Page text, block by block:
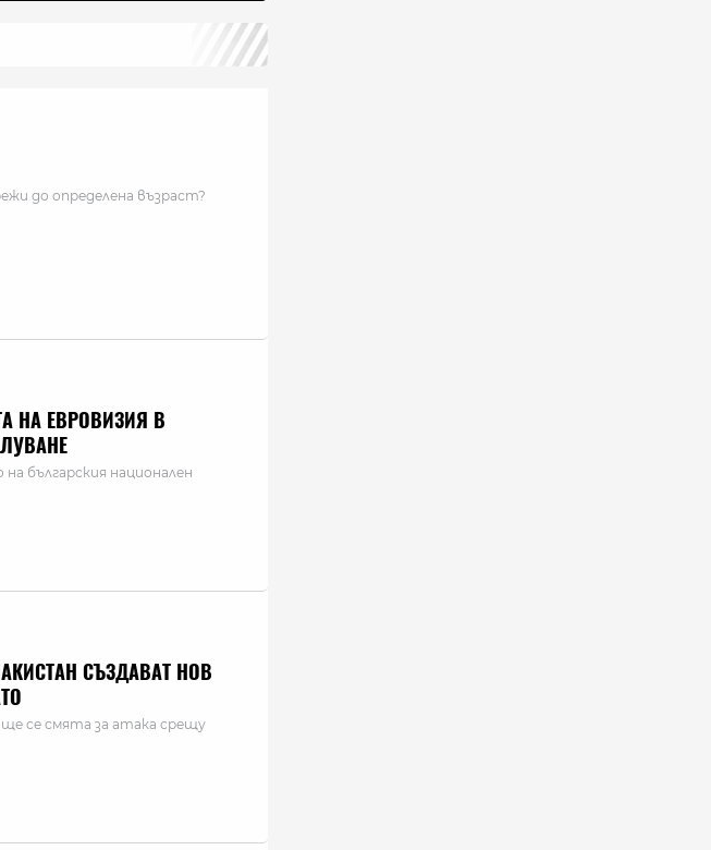
до определена възраст?
НА ЕВРОВИЗИЯ В
българския национален
СЪЗДАВАТ НОВ
се смята за атака срещу